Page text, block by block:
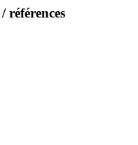
références